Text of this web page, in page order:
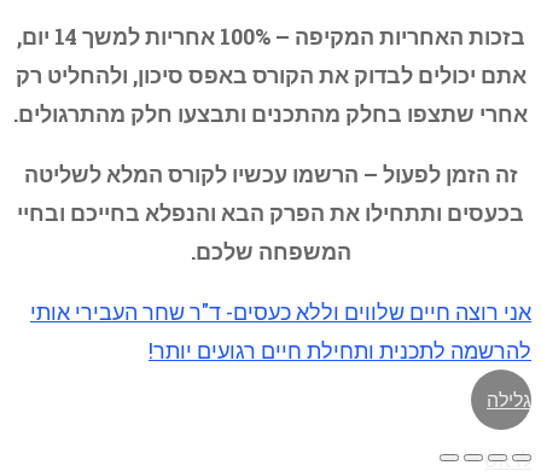
בזכות האחריות המקיפה – 100% אחריות למשך 14 יום,
אתם יכולים לבדוק את הקורס באפס סיכון, ולהחליט רק
אחרי שתצפו בחלק מהתכנים ותבצעו חלק מהתרגולים.
זה הזמן לפעול – הרשמו עכשיו לקורס המלא לשליטה
בכעסים ותתחילו את הפרק הבא והנפלא בחייכם ובחיי
המשפחה שלכם.
אני רוצה חיים שלווים וללא כעסים- ד"ר שחר העבירי אותי
להרשמה לתכנית ותחילת חיים רגועים יותר!
גלילה
לראש